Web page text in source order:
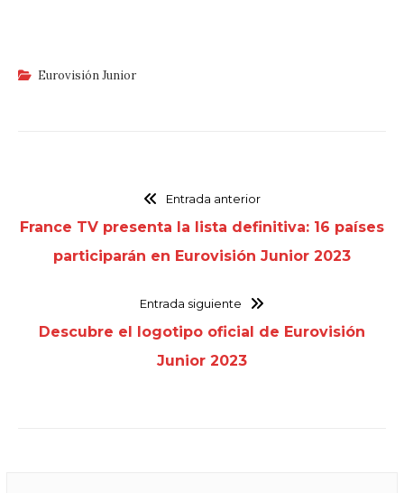
Eurovisión Junior
Entrada anterior
France TV presenta la lista definitiva: 16 países
participarán en Eurovisión Junior 2023
Entrada siguiente
Descubre el logotipo oficial de Eurovisión
Junior 2023